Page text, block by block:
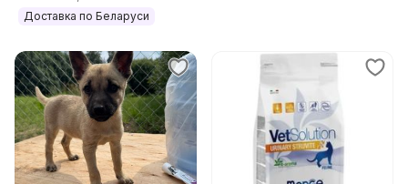
Доставка по Беларуси